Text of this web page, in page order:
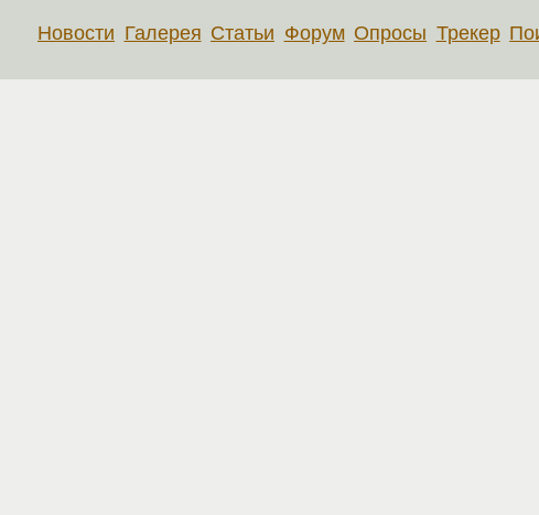
Новости Галерея Статьи Форум Опросы Трекер